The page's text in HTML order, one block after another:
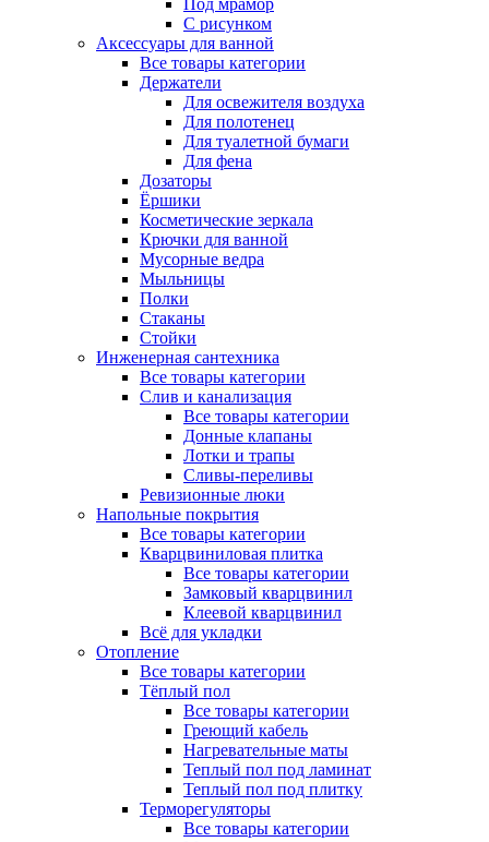
Под мрамор
С рисунком
Аксессуары для ванной
Все товары категории
Держатели
Для освежителя воздуха
Для полотенец
Для туалетной бумаги
Для фена
Дозаторы
Ёршики
Косметические зеркала
Крючки для ванной
Мусорные ведра
Мыльницы
Полки
Стаканы
Стойки
Инженерная сантехника
Все товары категории
Слив и канализация
Все товары категории
Донные клапаны
Лотки и трапы
Сливы-переливы
Ревизионные люки
Напольные покрытия
Все товары категории
Кварцвиниловая плитка
Все товары категории
Замковый кварцвинил
Клеевой кварцвинил
Всё для укладки
Отопление
Все товары категории
Тёплый пол
Все товары категории
Греющий кабель
Нагревательные маты
Теплый пол под ламинат
Теплый пол под плитку
Терморегуляторы
Все товары категории